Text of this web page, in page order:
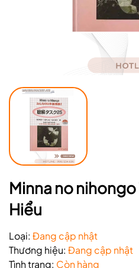
Minna no nihongo
Hiểu
Loại: Đang cập nhật
Thương hiệu: Đang cập nhật
Tình trạng: Còn hàng